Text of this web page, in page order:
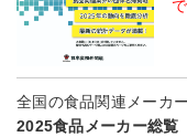
全国の食品関連メー
2025食品メーカー総覧